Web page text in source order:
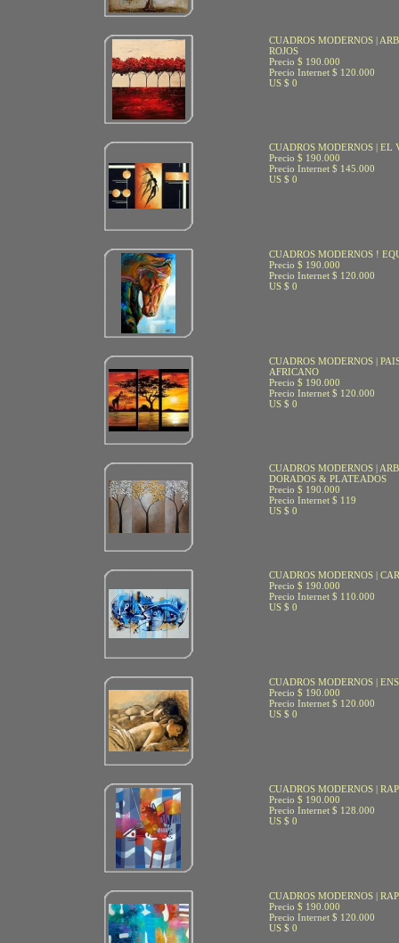
CUADROS MODERNOS |
ROJOS
Precio $ 190.000
Precio Internet $ 120.000
US $ 0
CUADROS MODERNOS | EL
Precio $ 190.000
Precio Internet $ 145.000
US $ 0
CUADROS MODERNOS !
Precio $ 190.000
Precio Internet $ 120.000
US $ 0
CUADROS MODERNOS |
AFRICANO
Precio $ 190.000
Precio Internet $ 120.000
US $ 0
CUADROS MODERNOS |
DORADOS & PLATEADOS
Precio $ 190.000
Precio Internet $ 119
US $ 0
CUADROS MODERNOS |
Precio $ 190.000
Precio Internet $ 110.000
US $ 0
CUADROS MODERNOS |
Precio $ 190.000
Precio Internet $ 120.000
US $ 0
CUADROS MODERNOS |
Precio $ 190.000
Precio Internet $ 128.000
US $ 0
CUADROS MODERNOS |
Precio $ 190.000
Precio Internet $ 120.000
US $ 0